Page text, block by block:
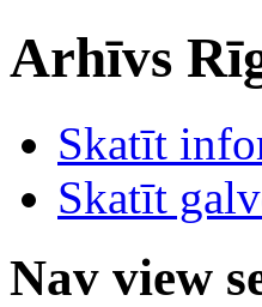
Arhīvs
Skatīt
Skatīt
Nav view